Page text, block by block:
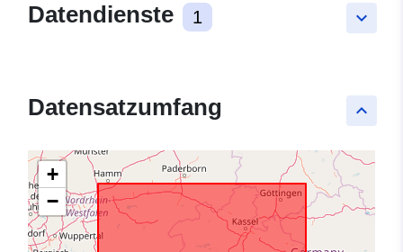
keyboard_arrow_down
Datendienste 1
keyboard_arrow_up
Datensatzumfang
+
−